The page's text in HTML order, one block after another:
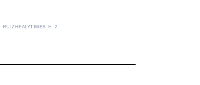
RUIZHEALYTIMES_H_2